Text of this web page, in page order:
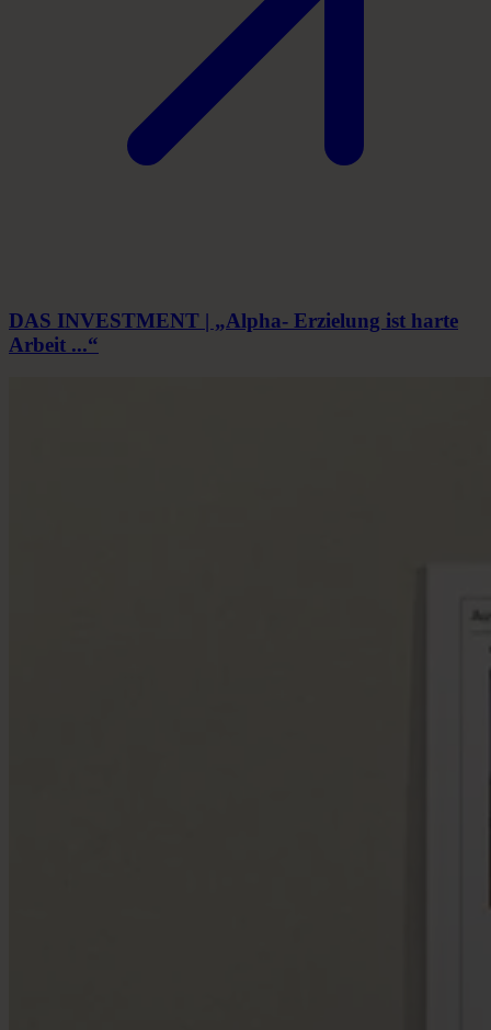
DAS INVESTMENT | „Alpha- Erzielung ist harte
Arbeit ...“